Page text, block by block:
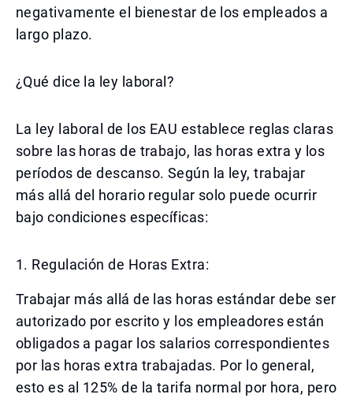
negativamente el bienestar de los empleados a
largo plazo.
¿Qué dice la ley laboral?
La ley laboral de los EAU establece reglas claras
sobre las horas de trabajo, las horas extra y los
períodos de descanso. Según la ley, trabajar
más allá del horario regular solo puede ocurrir
bajo condiciones específicas:
1. Regulación de Horas Extra:
Trabajar más allá de las horas estándar debe ser
autorizado por escrito y los empleadores están
obligados a pagar los salarios correspondientes
por las horas extra trabajadas. Por lo general,
esto es al 125% de la tarifa normal por hora, pero